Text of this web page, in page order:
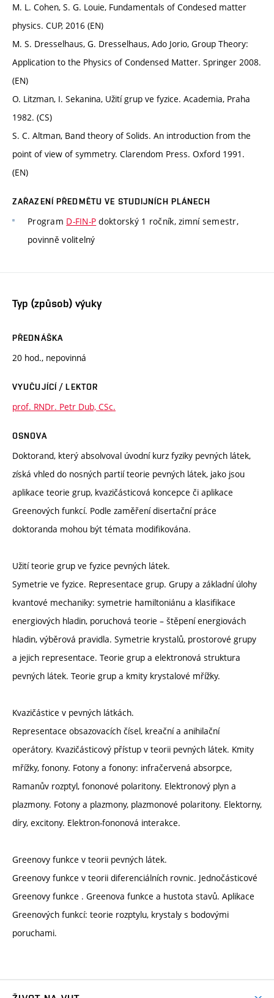
M. L. Cohen, S. G. Louie, Fundamentals of Condesed matter
physics. CUP, 2016 (EN)
M. S. Dresselhaus, G. Dresselhaus, Ado Jorio, Group Theory:
Application to the Physics of Condensed Matter. Springer 2008.
(EN)
O. Litzman, I. Sekanina, Užití grup ve fyzice. Academia, Praha
1982. (CS)
S. C. Altman, Band theory of Solids. An introduction from the
point of view of symmetry. Clarendom Press. Oxford 1991.
(EN)
ZAŘAZENÍ PŘEDMĚTU VE STUDIJNÍCH PLÁNECH
Program D-FIN-P doktorský 1 ročník, zimní semestr,
povinně volitelný
Typ (způsob) výuky
PŘEDNÁŠKA
20 hod., nepovinná
VYUČUJÍCÍ / LEKTOR
prof. RNDr. Petr Dub, CSc.
OSNOVA
Doktorand, který absolvoval úvodní kurz fyziky pevných látek,
získá vhled do nosných partií teorie pevných látek, jako jsou
aplikace teorie grup, kvazičásticová koncepce či aplikace
Greenových funkcí. Podle zaměření disertační práce
doktoranda mohou být témata modifikována.
Užití teorie grup ve fyzice pevných látek.
Symetrie ve fyzice. Representace grup. Grupy a základní úlohy
kvantové mechaniky: symetrie hamiltoniánu a klasifikace
energiových hladin, poruchová teorie – štěpení energiovách
hladin, výběrová pravidla. Symetrie krystalů, prostorové grupy
a jejich representace. Teorie grup a elektronová struktura
pevných látek. Teorie grup a kmity krystalové mřížky.
Kvazičástice v pevných látkách.
Representace obsazovacích čísel, kreační a anihilační
operátory. Kvazičásticový přístup v teorii pevných látek. Kmity
mřížky, fonony. Fotony a fonony: infračervená absorpce,
Ramanův rozptyl, fononové polaritony. Elektronový plyn a
plazmony. Fotony a plazmony, plazmonové polaritony. Elektorny,
díry, excitony. Elektron-fononová interakce.
Greenovy funkce v teorii pevných látek.
Greenovy funkce v teorii diferenciálních rovnic. Jednočásticové
Greenovy funkce . Greenova funkce a hustota stavů. Aplikace
Greenových funkcí: teorie rozptylu, krystaly s bodovými
poruchami.